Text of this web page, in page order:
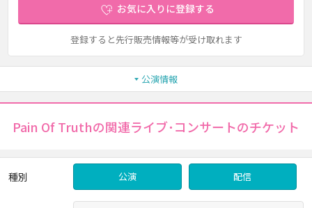
お気に入りに登録する
登録すると先行販売情報等が受け取れます
公演情報
Pain Of Truthの関連ライブ･コンサートのチケット
種別 公演 配信